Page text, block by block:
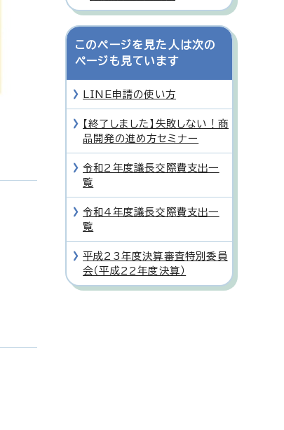
このページを見た人は次の
ページも見ています
LINE申請の使い方
【終了しました】失敗しない！商
品開発の進め方セミナー
令和2年度議長交際費支出一
覧
令和4年度議長交際費支出一
覧
平成23年度決算審査特別委員
会（平成22年度決算）